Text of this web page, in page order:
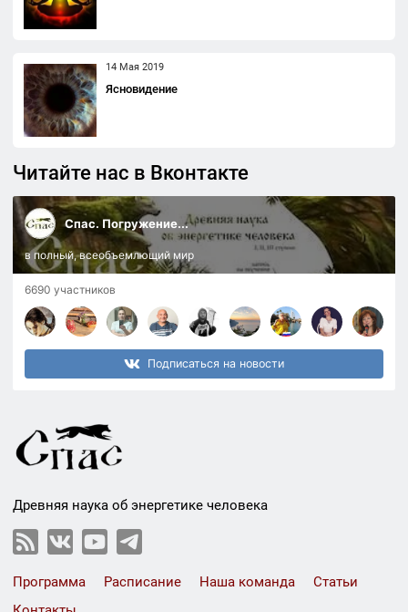
14 Мая 2019
Ясновидение
Читайте нас в Вконтакте
Спас. Погружение...
в полный, всеобъемлющий мир
6690 участников
Подписаться на новости
Древняя наука об энергетике человека
Программа Расписание Наша команда
Статьи